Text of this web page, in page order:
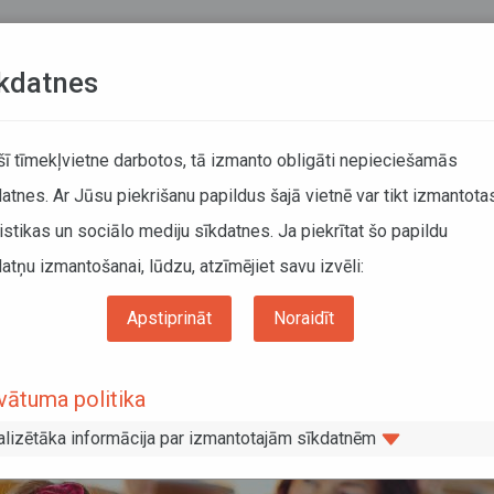
daudzbērnu ģimenes loceklim jāuzrāda personalizēta 3+ Ģimenes karte
sabiedriskajā transportā, katram
jāuzrāda personalizēta 3+
tīmekļvietne darbotos, tā izmanto obligāti nepieciešamās
Ar Jūsu piekrišanu papildus šajā vietnē var tikt
un sociālo mediju sīkdatnes. Ja piekrītat šo papildu
izmantošanai, lūdzu, atzīmējiet savu izvēli:
Apstiprināt Noraidīt
politika
informācija par izmantotajām sīkdatnēm